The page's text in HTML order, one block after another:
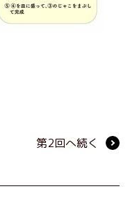
第2回へ続く